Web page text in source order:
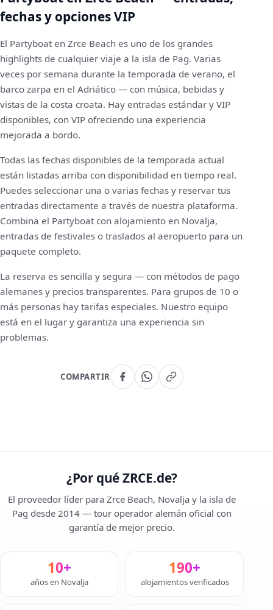
fechas y opciones VIP
El Partyboat en Zrce Beach es uno de los grandes
highlights de cualquier viaje a la isla de Pag. Varias
veces por semana durante la temporada de verano, el
barco zarpa en el Adriático — con música, bebidas y
vistas de la costa croata. Hay entradas estándar y VIP
disponibles, con VIP ofreciendo una experiencia
mejorada a bordo.
Todas las fechas disponibles de la temporada actual
están listadas arriba con disponibilidad en tiempo real.
Puedes seleccionar una o varias fechas y reservar tus
entradas directamente a través de nuestra plataforma.
Combina el Partyboat con alojamiento en Novalja,
entradas de festivales o traslados al aeropuerto para un
paquete completo.
La reserva es sencilla y segura — con métodos de pago
alemanes y precios transparentes. Para grupos de 10 o
más personas hay tarifas especiales. Nuestro equipo
está en el lugar y garantiza una experiencia sin
problemas.
COMPARTIR
¿Por qué ZRCE.de?
El proveedor líder para Zrce Beach, Novalja y la isla de
Pag desde 2014 — tour operador alemán oficial con
garantía de mejor precio.
10+
años en Novalja
190+
alojamientos verificados